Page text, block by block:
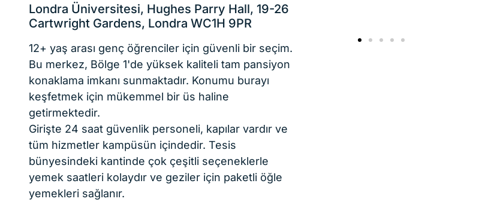
Londra Üniversitesi, Hughes Parry Hall, 19-26
Cartwright Gardens, Londra WC1H 9PR
12+ yaş arası genç öğrenciler için güvenli bir seçim.
Bu merkez, Bölge 1'de yüksek kaliteli tam pansiyon
konaklama imkanı sunmaktadır. Konumu burayı
keşfetmek için mükemmel bir üs haline
getirmektedir.
Girişte 24 saat güvenlik personeli, kapılar vardır ve
tüm hizmetler kampüsün içindedir. Tesis
bünyesindeki kantinde çok çeşitli seçeneklerle
yemek saatleri kolaydır ve geziler için paketli öğle
yemekleri sağlanır.